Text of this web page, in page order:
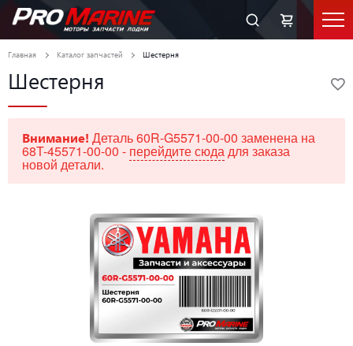
Главная Каталог запчастей Шестерня
Шестерня
Внимание! Деталь 60R-G5571-00-00 заменена на
68T-45571-00-00 - перейдите сюдадля заказа
новой детали.